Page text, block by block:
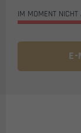
IM MOMENT NICHT
E-